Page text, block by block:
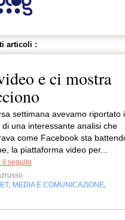
articoli :
e ci mostra
settimana avevamo riportato i
di una interessante analisi che
come Facebook sta
la piattaforma video per...
il seguito
MEDIA E COMUNICAZIONE